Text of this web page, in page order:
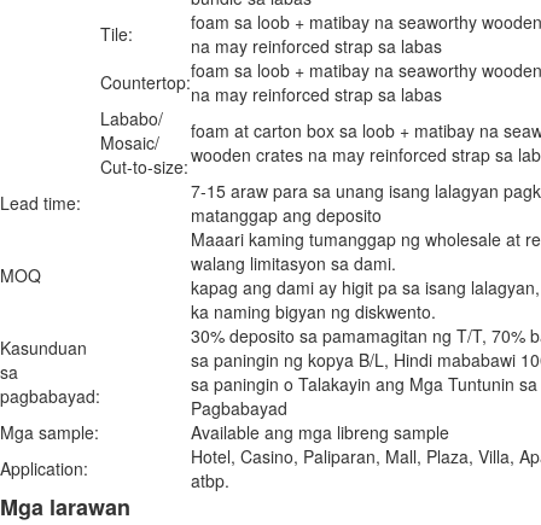
Tile:
foam sa loob + matibay na seaworthy
na may reinforced strap sa labas
Countertop:foam sa loob + matibay na seaworthy
na may reinforced strap sa labas
Lababo/
Mosaic/
Cut-to-size:
foam at carton box sa loob + matibay na
wooden crates na may reinforced strap sa
Lead time:
7-15 araw para sa unang isang lalagyan
matanggap ang deposito
MOQ
Maaari kaming tumanggap ng wholesale at
walang limitasyon sa dami.
kapag ang dami ay higit pa sa isang
ka naming bigyan ng diskwento.
Kasunduan
sa
pagbabayad:
30% deposito sa pamamagitan ng T/T, 70%
sa paningin ng kopya B/L, Hindi mababawi
sa paningin o Talakayin ang Mga Tuntunin sa
Pagbabayad
Mga sample:
Available ang mga libreng sample
Application:
Hotel, Casino, Paliparan, Mall, Plaza, Villa,
atbp.
Mga larawan